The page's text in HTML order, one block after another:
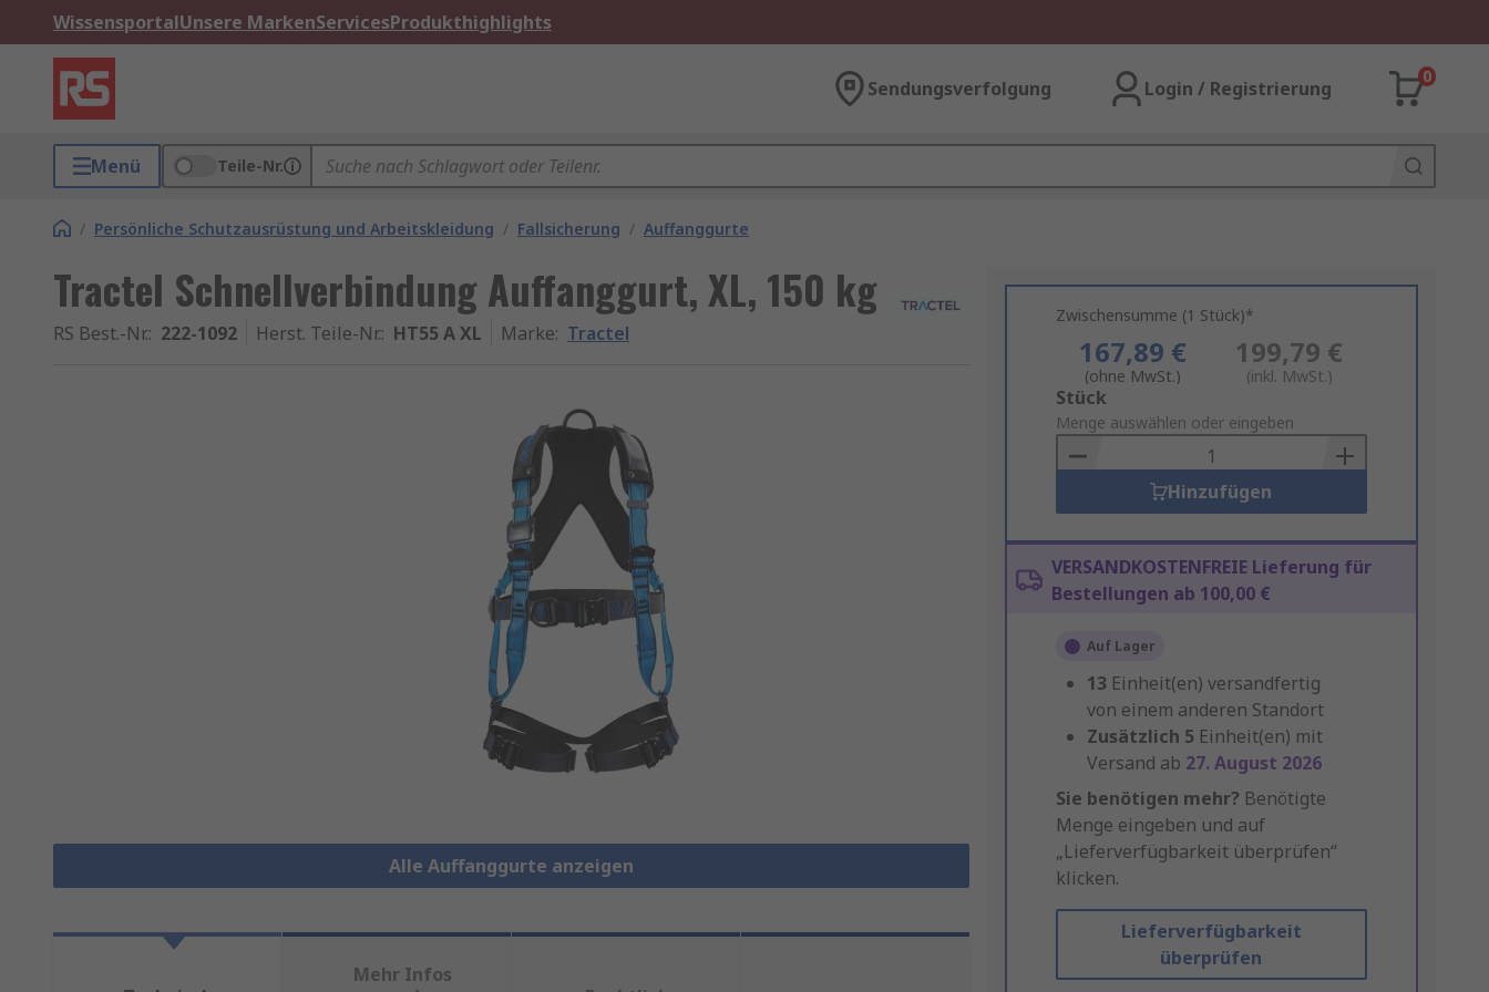
WissensportalUnsere MarkenServicesProdukthighlights
Sendungsverfolgung Login / Registrierung
0
Menü Teile-Nr.
/ Persönliche Schutzausrüstung und Arbeitskleidung / Fallsicherung / Auffanggurte
Tractel Schnellverbindung Auffanggurt, XL, 150 kg
RS Best.-Nr.: 222-1092 Herst. Teile-Nr.: HT55 A XL Marke: Tractel
Alle Auffanggurte anzeigen
Zwischensumme (1 Stück)*
167,89 €
(ohne MwSt.)
199,79 €
(inkl. MwSt.)
Add
to
Basket
Stück
Menge auswählen oder eingeben
Hinzufügen
VERSANDKOSTENFREIE Lieferung für
Bestellungen ab 100,00 €
Auf Lager
13 Einheit(en) versandfertig
von einem anderen Standort
Zusätzlich 5 Einheit(en) mit
Versand ab 27. August 2026
Sie benötigen mehr? Benötigte
Menge eingeben und auf
„Lieferverfügbarkeit überprüfen“
klicken.
Lieferverfügbarkeit
überprüfen
Mehr Infos